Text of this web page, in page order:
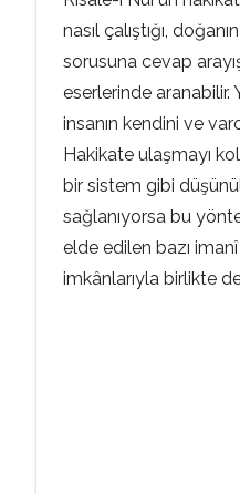
nasıl çalıştığı,
sorusuna cevap
eserlerinde aranabilir.
insanın kendini ve
Hakikate ulaşmayı
bir sistem gibi
sağlanıyorsa bu
elde edilen bazı
imkânlarıyla birlikte